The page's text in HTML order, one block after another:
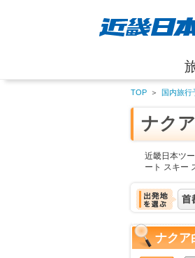
TOP ＞ 国内旅行
ナク
近畿日本ツ
ート スキー
ナクア